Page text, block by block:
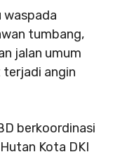
waspada
tumbang,
jalan umum
terjadi angin
berkoordinasi
Kota DKI